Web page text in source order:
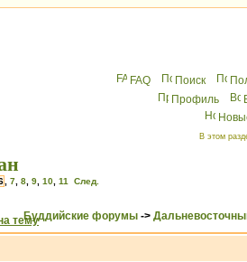
FAQ Поиск
Профиль
В этом
7 8 9 10 11 След.
Буддийские форумы ->